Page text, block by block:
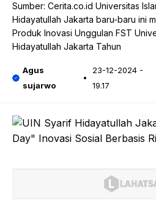
Sumber: Cerita.co.id Universitas
Hidayatullah Jakarta baru-baru ini
Produk Inovasi Unggulan FST
Hidayatullah Jakarta Tahun
Agus
sujarwo
23-12-2024 -
19.17